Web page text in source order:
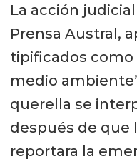
La acción
Prensa Austral,
tipificados como
medio
querella se
después de que
reportara la